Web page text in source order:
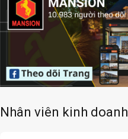
Nhân viên kinh doanh